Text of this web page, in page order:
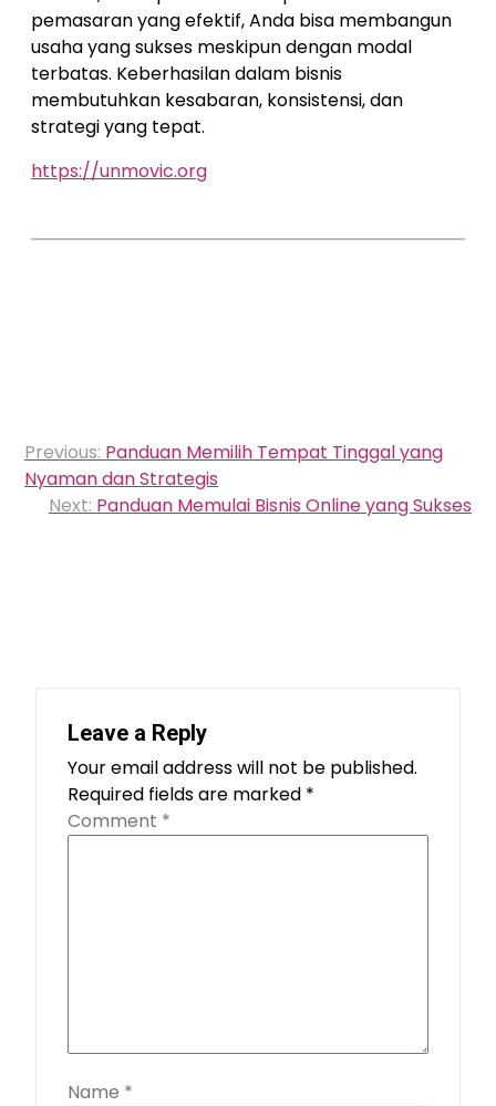
pemasaran yang efektif, Anda bisa membangun
usaha yang sukses meskipun dengan modal
terbatas. Keberhasilan dalam bisnis
membutuhkan kesabaran, konsistensi, dan
strategi yang tepat.
https://unmovic.org
Post
navigation
Previous: Panduan Memilih Tempat Tinggal yang
Nyaman dan Strategis
Next: Panduan Memulai Bisnis Online yang Sukses
Leave a Reply
Your email address will not be published.
Required fields are marked *
Comment *
Name *